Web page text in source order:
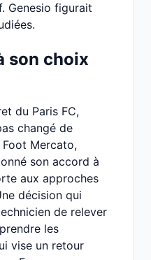
Genesio figurait
son choix
du Paris FC,
changé de
Mercato,
son accord à
aux approches
décision qui
de relever
les
vise un retour